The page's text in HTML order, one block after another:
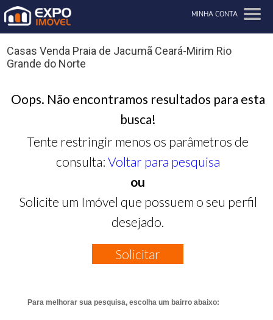
MINHA CONTA
Casas Venda Praia de Jacumã Ceará-Mirim Rio
Grande do Norte
Oops. Não encontramos resultados para esta
busca!
Tente restringir menos os parâmetros de
consulta: Voltar para pesquisa
ou
Solicite um Imóvel que possuem o seu perfil
desejado.
Solicitar
Para melhorar sua pesquisa, escolha um bairro abaixo: